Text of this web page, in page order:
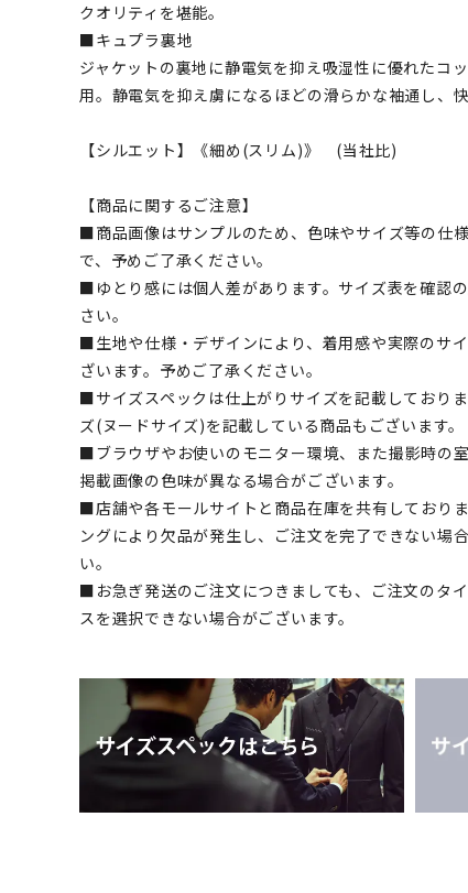
クオリティを堪能。
■キュプラ裏地
ジャケットの裏地に静電気を抑え吸湿性に優れたコ
用。静電気を抑え虜になるほどの滑らかな袖通し、
【シルエット】《細め(スリム)》 (当社比)
【商品に関するご注意】
■商品画像はサンプルのため、色味やサイズ等の仕
で、予めご了承ください。
■ゆとり感には個人差があります。サイズ表を確認
さい。
■生地や仕様・デザインにより、着用感や実際のサ
ざいます。予めご了承ください。
■サイズスペックは仕上がりサイズを記載しており
ズ(ヌードサイズ)を記載している商品もございます。
■ブラウザやお使いのモニター環境、また撮影時の
掲載画像の色味が異なる場合がございます。
■店舗や各モールサイトと商品在庫を共有しており
ングにより欠品が発生し、ご注文を完了できない場
い。
■お急ぎ発送のご注文につきましても、ご注文のタ
スを選択できない場合がございます。